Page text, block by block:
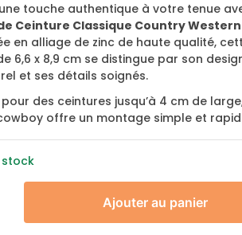
touche authentique à votre tenue
Ceinture Classique Country Western
en alliage de zinc de haute qualité,
6,6 x 8,9 cm se distingue par son
et ses détails soignés.
des ceintures jusqu’à 4 cm de
offre un montage simple et
stock
Ajouter au panier